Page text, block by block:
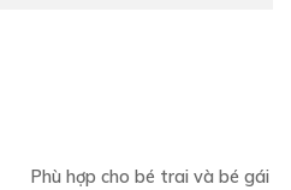
Phù hợp cho bé trai và bé gái